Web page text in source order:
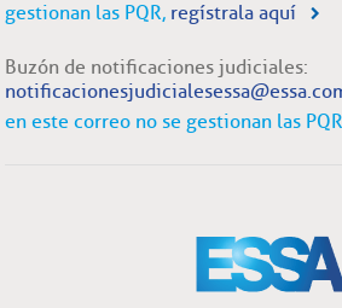
gestionan las PQR, regístrala aquí
Buzón de notificaciones judiciales:
en este correo no se gestionan las